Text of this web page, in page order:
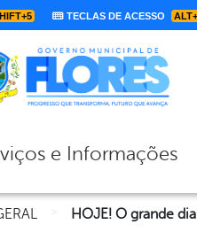
TECLAS DE ACESSO
principal de navegação
e Informações
aqui: